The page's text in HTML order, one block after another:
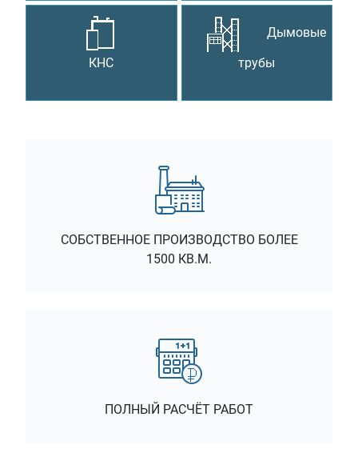
КНС
Дымовые
трубы
СОБСТВЕННОЕ ПРОИЗВОДСТВО БОЛЕЕ
1500 КВ.М.
ПОЛНЫЙ РАСЧЁТ РАБОТ